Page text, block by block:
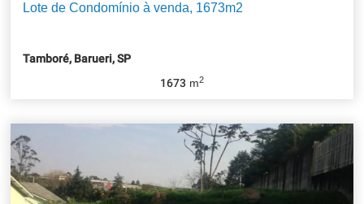
Lote de Condomínio à venda, 1673m2
Tamboré, Barueri, SP
1673 m2